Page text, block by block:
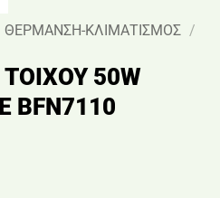
ΘΕΡΜΑΝΣΗ-ΚΛΙΜΑΤΙΣΜΟΣ /
50W
BFN7110